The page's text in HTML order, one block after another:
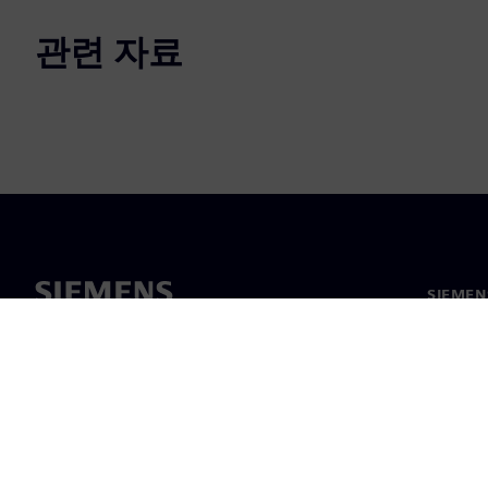
관련 자료